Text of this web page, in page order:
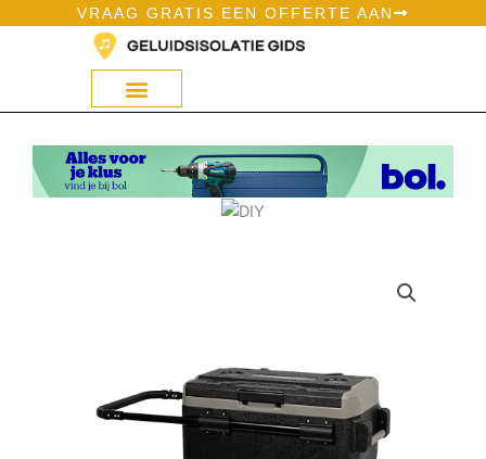
VRAAG GRATIS EEN OFFERTE AAN